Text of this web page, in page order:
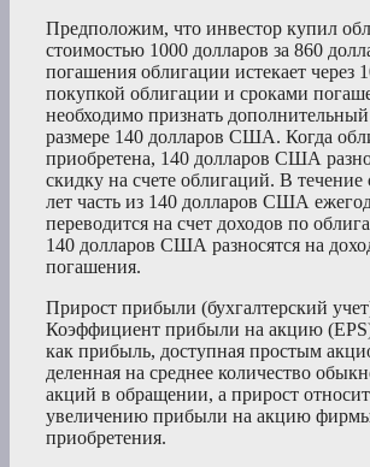
Предположим, что инвестор купил
стоимостью 1000 долларов за 860
погашения облигации истекает через
покупкой облигации и сроками
необходимо признать
размере 140 долларов США. Когда
приобретена, 140 долларов США
скидку на счете облигаций. В
лет часть из 140 долларов США
переводится на счет доходов по
140 долларов США разносятся на
погашения.
Прирост прибыли (бухгалтерский
Коэффициент прибыли на акцию (EPS)
как прибыль, доступная простым
деленная на среднее количество
акций в обращении, а прирост
увеличению прибыли на акцию фирмы
приобретения.